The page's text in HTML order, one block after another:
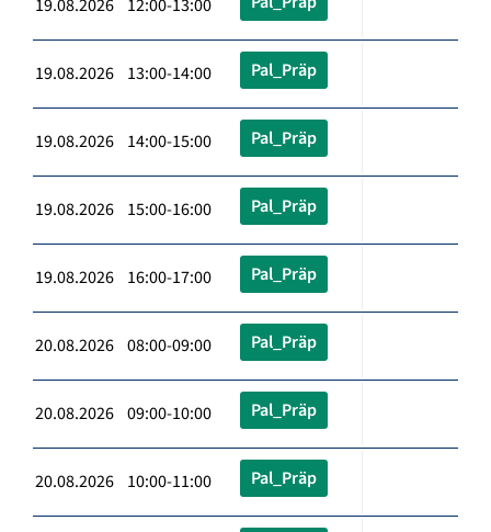
19.08.2026 12:00-13:00
19.08.2026 13:00-14:00 Pal_Präp
19.08.2026 14:00-15:00 Pal_Präp
19.08.2026 15:00-16:00 Pal_Präp
19.08.2026 16:00-17:00 Pal_Präp
20.08.2026 08:00-09:00 Pal_Präp
20.08.2026 09:00-10:00 Pal_Präp
20.08.2026 10:00-11:00 Pal_Präp